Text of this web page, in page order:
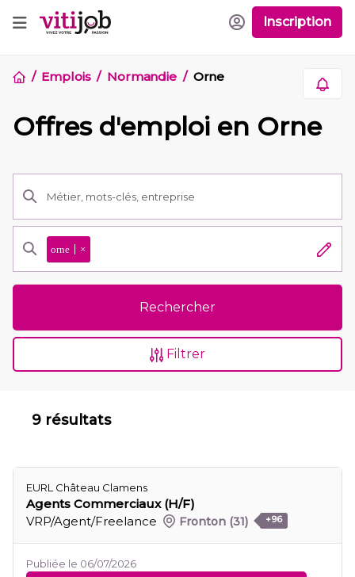
Inscription
Emplois Normandie Orne
Offres d'emploi en Orne
orne ×
Rechercher
Filtrer
9 résultats
EURL Château Clamens
Agents Commerciaux (H/F)
VRP/Agent/Freelance
Fronton (31) +96
Publiée le 06/07/2026